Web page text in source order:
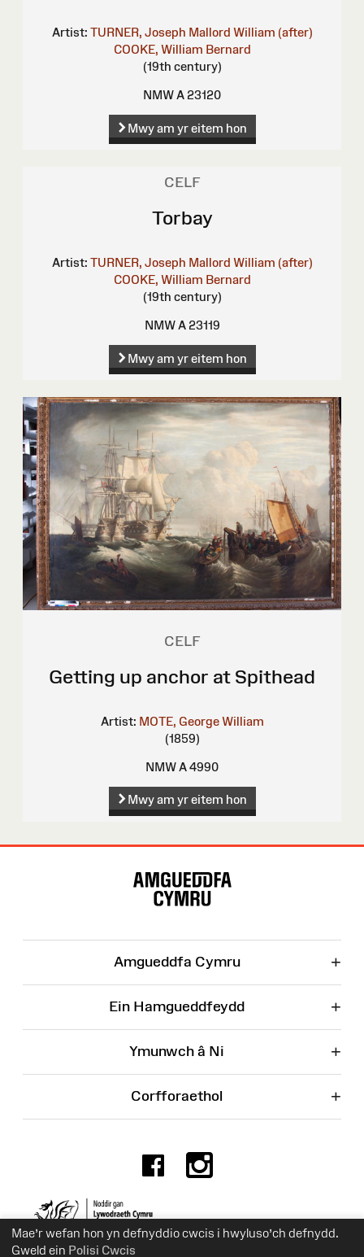
Mae’r wefan hon yn defnyddio cwcis i hwyluso’ch defnydd.
Gweld ein Polisi Cwcis
Artist: TURNER, Joseph Mallord William (after)
COOKE, William Bernard
(19th century)
NMW A 23120
Mwy am yr eitem hon
CELF
Torbay
Artist: TURNER, Joseph Mallord William (after)
COOKE, William Bernard
(19th century)
NMW A 23119
Mwy am yr eitem hon
CELF
Getting up anchor at Spithead
Artist: MOTE, George William
(1859)
NMW A 4990
Mwy am yr eitem hon
Amgueddfa Cymru +
Ein Hamgueddfeydd +
Ymunwch â Ni +
Corfforaethol +
Facebook